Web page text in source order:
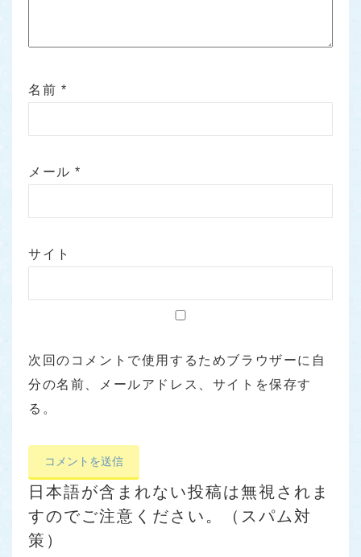
名前 *
メール*
サイト
次回のコメントで使用するためブラウザーに自
分の名前、メールアドレス、サイトを保存す
る。
日本語が含まれない投稿は無視されま
すのでご注意ください。（スパム対
策）